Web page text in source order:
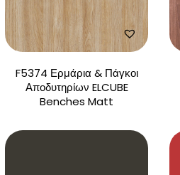
F5374 Ερμάρια & Πάγκοι
Αποδυτηρίων ELCUBE
Benches Matt